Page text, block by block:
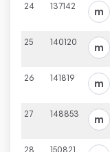
24 137142 m
25 140120 m
26 141819 m
27 148853 m
28 150821